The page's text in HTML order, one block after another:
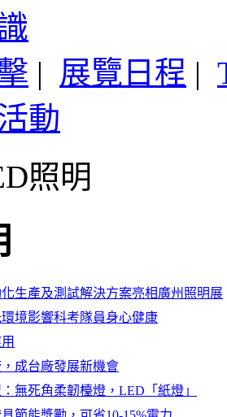
| 展覽日程 |
動
照明
生產及測試解決方案亮相廣州照明展
境影響科考隊員身心健康
成台廠發展新機會
無死角柔韌檯燈，LED「紙燈」